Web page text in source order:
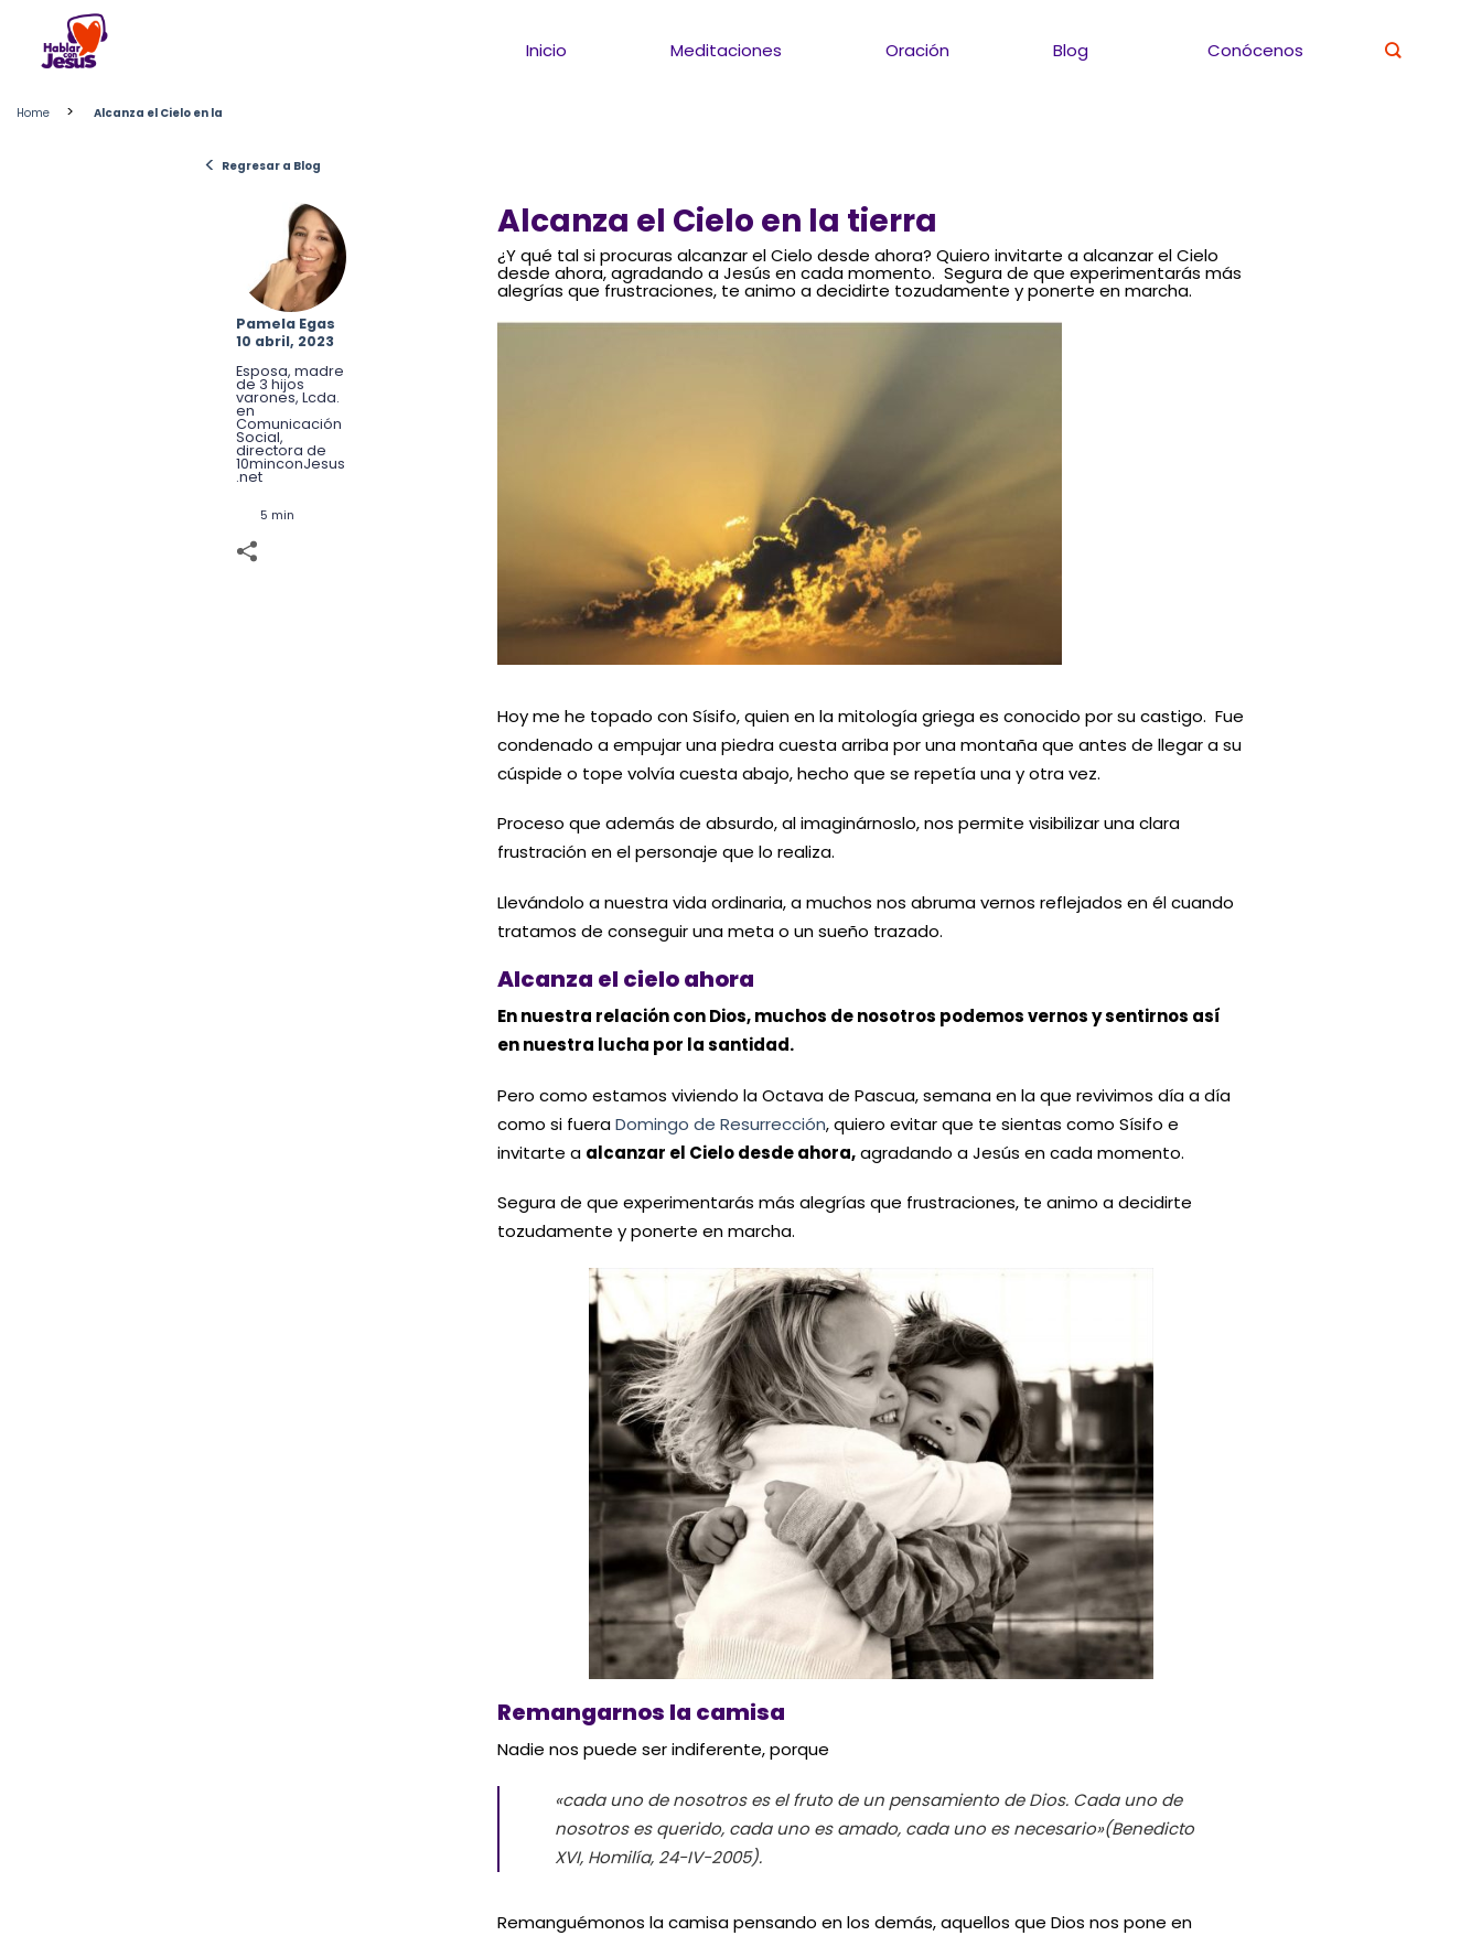
content
Inicio Meditaciones Oración Blog Conócenos
Home > Alcanza el Cielo en la
< Regresar a Blog
Pamela Egas
10 abril, 2023
Esposa, madre
de 3 hijos
varones, Lcda.
en
Comunicación
Social,
directora de
10minconJesus
.net
5 min
Alcanza el Cielo en la tierra
¿Y qué tal si procuras alcanzar el Cielo desde ahora? Quiero invitarte a alcanzar el Cielo
desde ahora, agradando a Jesús en cada momento. Segura de que experimentarás más
alegrías que frustraciones, te animo a decidirte tozudamente y ponerte en marcha.
Hoy me he topado con Sísifo, quien en la mitología griega es conocido por su castigo. Fue
condenado a empujar una piedra cuesta arriba por una montaña que antes de llegar a su
cúspide o tope volvía cuesta abajo, hecho que se repetía una y otra vez.
Proceso que además de absurdo, al imaginárnoslo, nos permite visibilizar una clara
frustración en el personaje que lo realiza.
Llevándolo a nuestra vida ordinaria, a muchos nos abruma vernos reflejados en él cuando
tratamos de conseguir una meta o un sueño trazado.
Alcanza el cielo ahora
En nuestra relación con Dios, muchos de nosotros podemos vernos y sentirnos así
en nuestra lucha por la santidad.
Pero como estamos viviendo la Octava de Pascua, semana en la que revivimos día a día
como si fueraDomingo de Resurrección, quiero evitar que te sientas como Sísifo e
invitarte a alcanzar el Cielo desde ahora,agradando a Jesús en cada momento.
Segura de que experimentarás más alegrías que frustraciones, te animo a decidirte
tozudamente y ponerte en marcha.
Remangarnos la camisa
Nadie nos puede ser indiferente, porque
«cada uno de nosotros es el fruto de un pensamiento de Dios. Cada uno de
nosotros es querido, cada uno es amado, cada uno es necesario»(Benedicto
XVI, Homilía, 24-IV-2005).
Remanguémonos la camisa pensando en los demás, aquellos que Dios nos pone en